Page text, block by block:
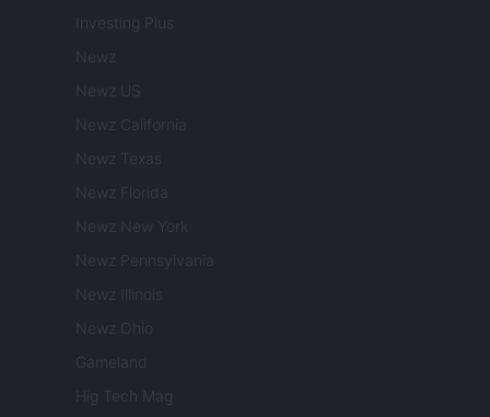
Investing Plus
Newz
Newz US
Newz California
Newz Texas
Newz Florida
Newz New York
Newz Pennsylvania
Newz Illinois
Newz Ohio
Gameland
Hig Tech Mag